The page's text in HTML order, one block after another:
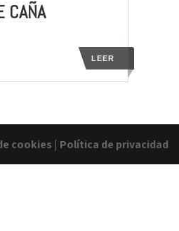
CAÑA
LEER
cookies | Política de privacidad